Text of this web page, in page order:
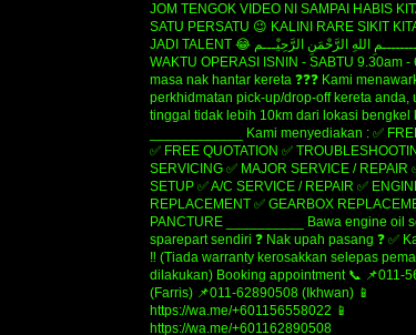
JOM TENGOK VIDEO NI SAMPAI HABIS
SATU PERSATU 😉 KALINI RARE SIKIT
JADI TALENT 😂 ‎‎‎ﺑِﺴْــــــــــــــــﻢِ ﺍﻟﻠﻪِ ﺍﻟﺮَّﺣْﻤَﻦِ ﺍﻟﺮَّﺣِﻴْـــﻢ
WAKTU OPERASI ISNIN - SABTU 9.30am
masa nak hantar kereta ❓❓❓ Kami
perkhidmatan pick-up/drop-off kereta anda,
tinggal tidak lebih 10km dari lokasi bengkel
____________ Kami menyediakan : ✅
✅ FREE QUOTATION ✅
SERVICING ✅ MAJOR SERVICE / REPAIR
SETUP ✅ A/C SERVICE / REPAIR ✅
REPLACEMENT ✅ GEARBOX
PANCTURE __________ Bawa engine oil
sparepart sendiri ❓ Nak upah pasang ❓ ✅
‼️ (Tiada warranty kerosakkan selepas
dilakukan) Booking appointment 📞 📌011-
(Farris) 📌011-62890508 (Ikhwan) 📱
https://wa.me/+601156558022 📱
https://wa.me/+601162890508